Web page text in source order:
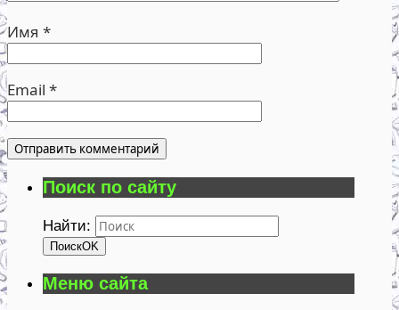
Имя *
Email *
Поиск по сайту
Найти:
ПоискOK
Меню сайта